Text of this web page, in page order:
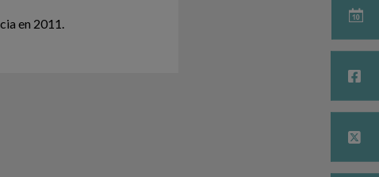
en 2011.